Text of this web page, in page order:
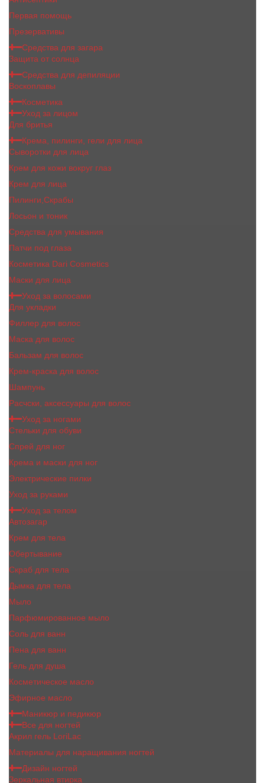
Первая помощь
Презервативы
Средства для загара
Защита от солнца
Средства для депиляции
Воскоплавы
Косметика
Уход за лицом
Для бритья
Крема, пилинги, гели для лица
Сыворотки для лица
Крем для кожи вокруг глаз
Крем для лица
Пилинги,Скрабы
Лосьон и тоник
Средства для умывания
Патчи под глаза
Косметика Dari Cosmetics
Маски для лица
Уход за волосами
Для укладки
Филлер для волос
Маска для волос
Бальзам для волос
Крем-краска для волос
Шампунь
Расчски, аксессуары для волос
Уход за ногами
Стельки для обуви
Спрей для ног
Крема и маски для ног
Электрические пилки
Уход за руками
Уход за телом
Автозагар
Крем для тела
Обертывание
Скраб для тела
Дымка для тела
Мыло
Парфюмированное мыло
Соль для ванн
Пена для ванн
Гель для душа
Косметическое масло
Эфирное масло
Маникюр и педикюр
Все для ногтей
Акрил гель LoriLac
Материалы для наращивания ногтей
Дизайн ногтей
Зеркальная втирка